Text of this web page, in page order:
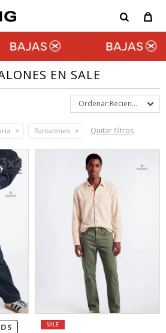
EN SALE
Recientes
Pantalones Quitar filtros